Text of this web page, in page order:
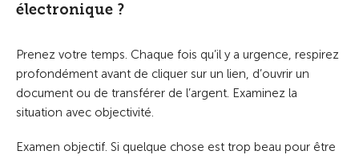
électronique ?
Prenez votre temps. Chaque fois qu’il y a urgence, respirez
profondément avant de cliquer sur un lien, d’ouvrir un
document ou de transférer de l’argent. Examinez la
situation avec objectivité.
Examen objectif. Si quelque chose est trop beau pour être